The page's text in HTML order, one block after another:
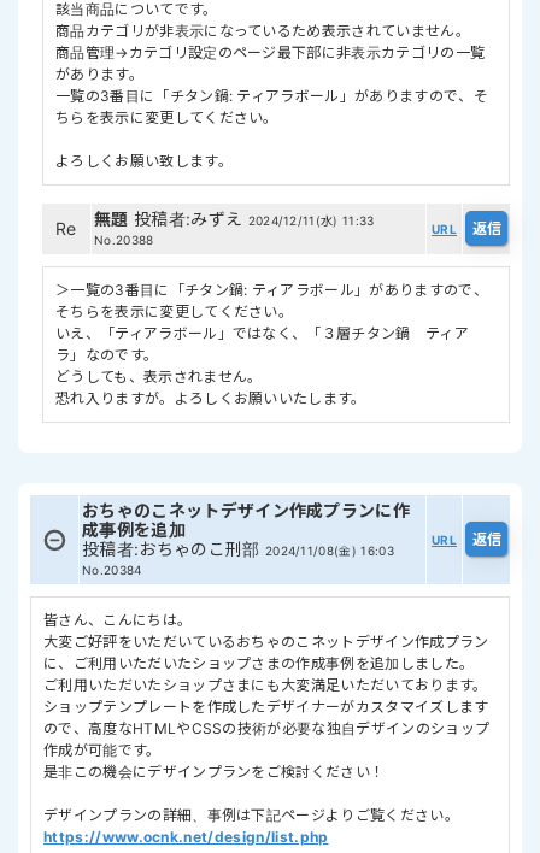
該当商品についてです。
商品カテゴリが非表示になっているため表示されていません。
商品管理→カテゴリ設定のページ最下部に非表示カテゴリの一覧
があります。
一覧の3番目に「チタン鍋: ティアラボール」がありますので、そ
ちらを表示に変更してください。
よろしくお願い致します。
Re 無題 投稿者:みずえ 2024/12/11(水) 11:33
No.20388
URL
＞一覧の3番目に「チタン鍋: ティアラボール」がありますので、
そちらを表示に変更してください。
いえ、「ティアラボール」ではなく、「３層チタン鍋 ティア
ラ」なのです。
どうしても、表示されません。
恐れ入りますが。よろしくお願いいたします。
おちゃのこネットデザイン作成プランに作
成事例を追加
投稿者:おちゃのこ刑部 2024/11/08(金) 16:03
No.20384
URL
皆さん、こんにちは。
大変ご好評をいただいているおちゃのこネットデザイン作成プラン
に、ご利用いただいたショップさまの作成事例を追加しました。
ご利用いただいたショップさまにも大変満足いただいております。
ショップテンプレートを作成したデザイナーがカスタマイズします
ので、高度なHTMLやCSSの技術が必要な独自デザインのショップ
作成が可能です。
是非この機会にデザインプランをご検討ください！
デザインプランの詳細、事例は下記ページよりご覧ください。
https://www.ocnk.net/design/list.php